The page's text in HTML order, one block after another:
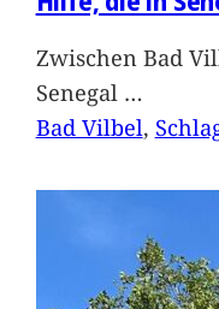
Zwischen Bad
Senegal …
Bad Vilbel,